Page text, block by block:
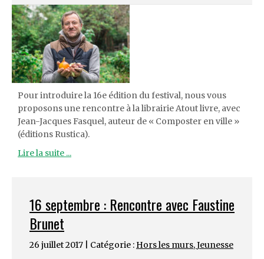
Pour introduire la 16e édition du festival, nous vous
proposons une rencontre à la librairie Atout livre, avec
Jean-Jacques Fasquel, auteur de « Composter en ville »
(éditions Rustica).
Lire la suite ...
16 septembre : Rencontre avec Faustine
Brunet
26 juillet 2017 | Catégorie : Hors les murs,Jeunesse